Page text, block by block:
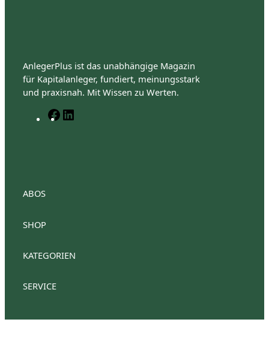
AnlegerPlus ist das unabhängige Magazin
für Kapitalanleger, fundiert, meinungsstark
und praxisnah. Mit Wissen zu Werten.
F
ABOS
Anlegerplus Digital
SHOP
AnlegerPlusAnlegerplus News
KATEGORIEN
Aktien
SERVICE
Mein KontoKontaktStellenangeboteMediadatenVertrag